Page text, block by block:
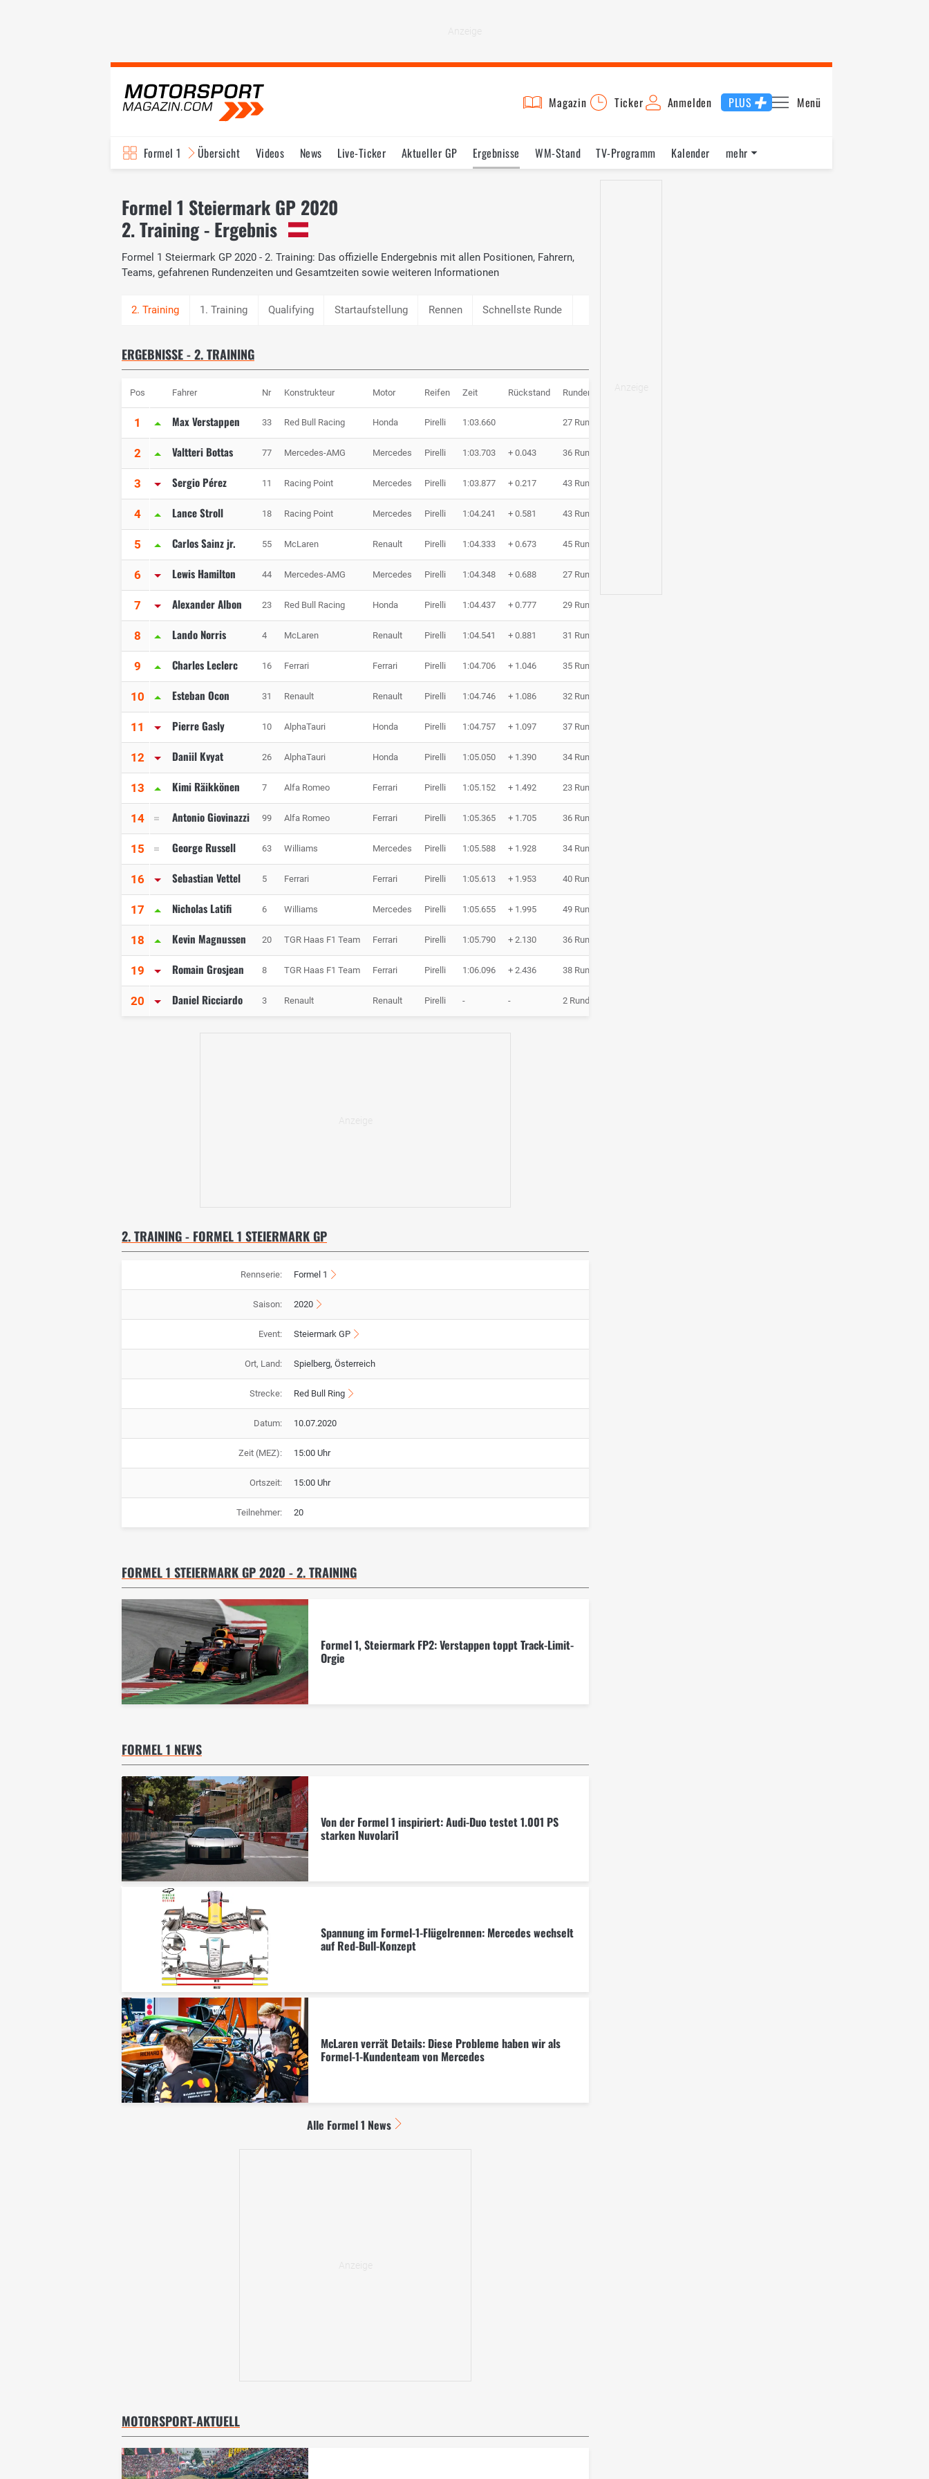
Magazin Ticker Anmelden PLUS Menü
Formel 1 Übersicht Videos News Live-Ticker Aktueller GP Ergebnisse WM-Stand TV-Programm
Kalender
mehr
Formel 1 Steiermark GP 2020
2. Training - Ergebnis
Formel 1 Steiermark GP 2020 - 2. Training: Das offizielle Endergebnis mit allen Positionen, Fahrern,
Teams, gefahrenen Rundenzeiten und Gesamtzeiten sowie weiteren Informationen
1. Training Qualifying Startaufstellung Rennen Schnellste Runde
ERGEBNISSE - 2. TRAINING
Pos Fahrer Nr Konstrukteur Motor Reifen Zeit Rückstand Runden
1 Max Verstappen 33 Red Bull Racing Honda Pirelli 1:03.660 27 Runden
2 Valtteri Bottas 77 Mercedes-AMG Mercedes Pirelli 1:03.703 + 0.043 36 Runden
3 Sergio Pérez 11 Racing Point Mercedes Pirelli 1:03.877 + 0.217 43 Runden
4 Lance Stroll 18 Racing Point Mercedes Pirelli 1:04.241 + 0.581 43 Runden
5 Carlos Sainz jr. 55 McLaren Renault Pirelli 1:04.333 + 0.673 45 Runden
6 Lewis Hamilton 44 Mercedes-AMG Mercedes Pirelli 1:04.348 + 0.688 27 Runden
7 Alexander Albon 23 Red Bull Racing Honda Pirelli 1:04.437 + 0.777 29 Runden
8 Lando Norris 4 McLaren Renault Pirelli 1:04.541 + 0.881 31 Runden
9 Charles Leclerc 16 Ferrari Ferrari Pirelli 1:04.706 + 1.046 35 Runden
10 Esteban Ocon 31 Renault Renault Pirelli 1:04.746 + 1.086 32 Runden
11 Pierre Gasly 10 AlphaTauri Honda Pirelli 1:04.757 + 1.097 37 Runden
12 Daniil Kvyat 26 AlphaTauri Honda Pirelli 1:05.050 + 1.390 34 Runden
13 Kimi Räikkönen 7 Alfa Romeo Ferrari Pirelli 1:05.152 + 1.492 23 Runden
14 Antonio Giovinazzi 99 Alfa Romeo Ferrari Pirelli 1:05.365 + 1.705 36 Runden
15 George Russell 63 Williams Mercedes Pirelli 1:05.588 + 1.928 34 Runden
16 Sebastian Vettel 5 Ferrari Ferrari Pirelli 1:05.613 + 1.953 40 Runden
17 Nicholas Latifi 6 Williams Mercedes Pirelli 1:05.655 + 1.995 49 Runden
18 Kevin Magnussen 20 TGR Haas F1 Team Ferrari Pirelli 1:05.790 + 2.130 36 Runden
19 Romain Grosjean 8 TGR Haas F1 Team Ferrari Pirelli 1:06.096 + 2.436 38 Runden
20 Daniel Ricciardo 3 Renault Renault Pirelli - - 2 Runden
2. TRAINING - FORMEL 1 STEIERMARK GP
Rennserie: Formel 1
Saison: 2020
Event: Steiermark GP
Ort, Land: Spielberg, Österreich
Strecke: Red Bull Ring
Datum: 10.07.2020
Zeit (MEZ): 15:00 Uhr
Ortszeit: 15:00 Uhr
Teilnehmer: 20
FORMEL 1 STEIERMARK GP 2020 - 2. TRAINING
Formel 1, Steiermark FP2: Verstappen toppt Track-Limit-
Orgie
FORMEL 1 NEWS
Von der Formel 1 inspiriert: Audi-Duo testet 1.001 PS
starken Nuvolari1
Spannung im Formel-1-Flügelrennen: Mercedes wechselt
auf Red-Bull-Konzept
McLaren verrät Details: Diese Probleme haben wir als
Formel-1-Kundenteam von Mercedes
Alle Formel 1 News
MOTORSPORT-AKTUELL